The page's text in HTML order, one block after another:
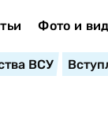
Фото и
ВСУ